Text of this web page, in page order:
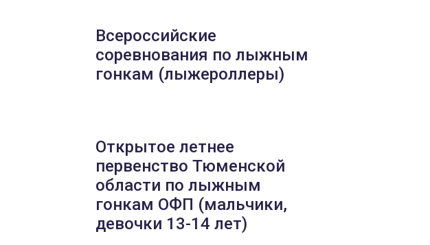
Всероссийские
соревнования по лыжным
гонкам (лыжероллеры)
Открытое летнее
первенство Тюменской
области по лыжным
гонкам ОФП (мальчики,
девочки 13-14 лет)